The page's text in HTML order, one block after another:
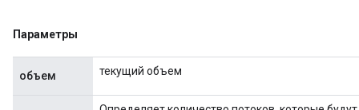
Параметры
объем текущий объем